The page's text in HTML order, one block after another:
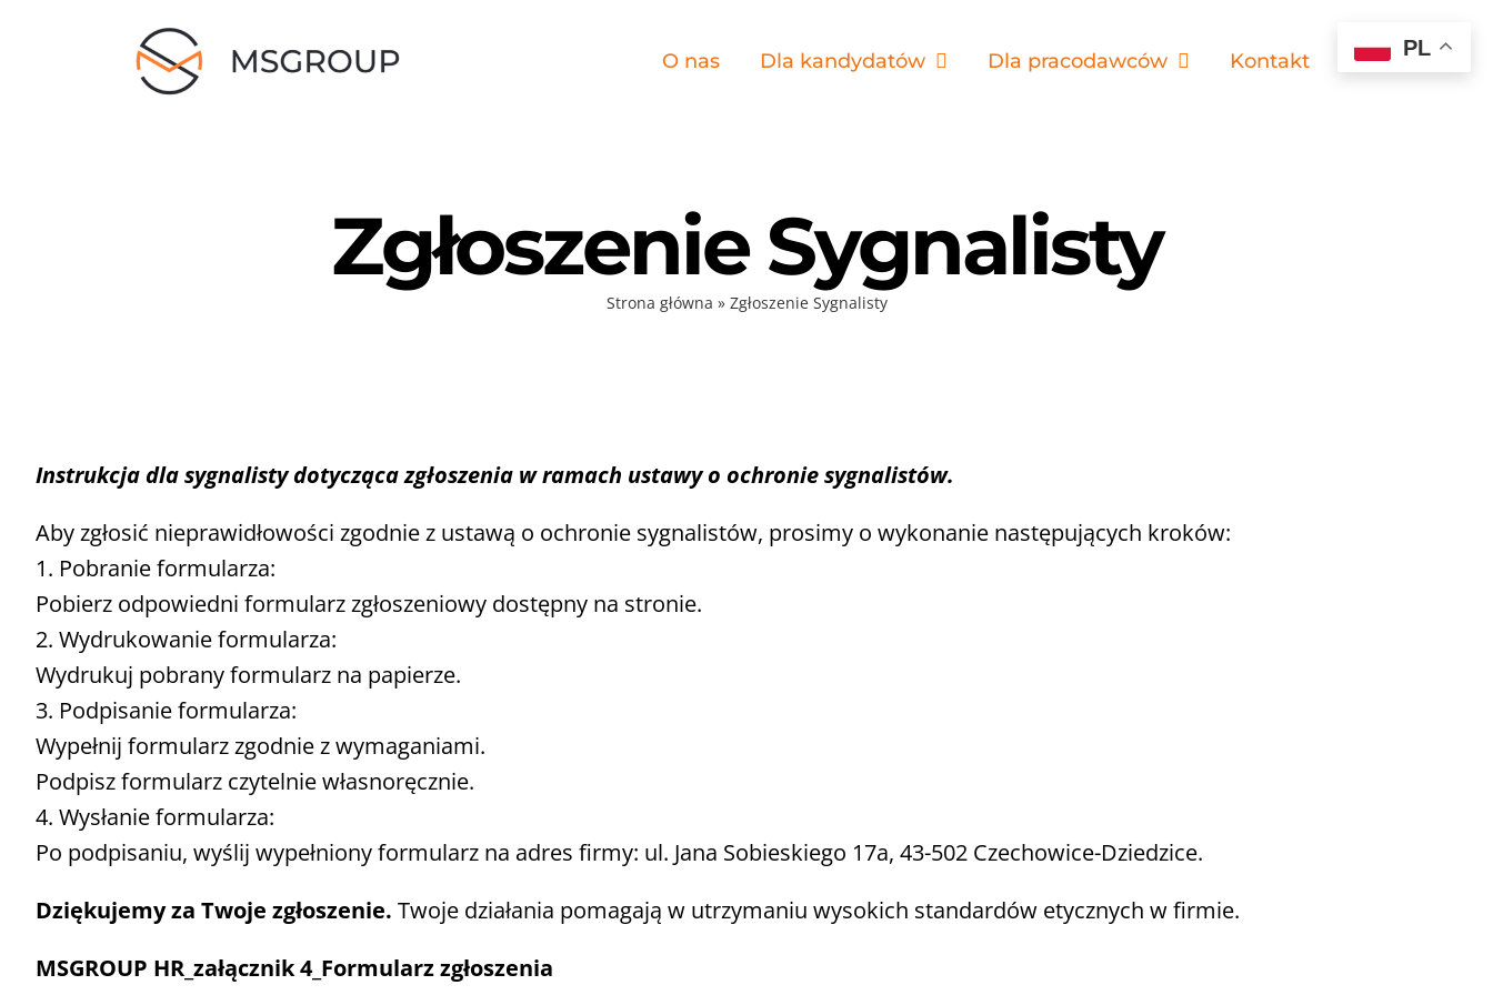
O nas Dla kandydatów Dla pracodawców Kontakt
Zgłoszenie Sygnalisty
Strona główna » Zgłoszenie Sygnalisty
Instrukcja dla sygnalisty dotycząca zgłoszenia w ramach ustawy o ochronie sygnalistów.
Aby zgłosić nieprawidłowości zgodnie z ustawą o ochronie sygnalistów, prosimy o wykonanie następujących kroków:
1. Pobranie formularza:
Pobierz odpowiedni formularz zgłoszeniowy dostępny na stronie.
2. Wydrukowanie formularza:
Wydrukuj pobrany formularz na papierze.
3. Podpisanie formularza:
Wypełnij formularz zgodnie z wymaganiami.
Podpisz formularz czytelnie własnoręcznie.
4. Wysłanie formularza:
Po podpisaniu, wyślij wypełniony formularz na adres firmy: ul. Jana Sobieskiego 17a, 43-502 Czechowice-Dziedzice.
Dziękujemy za Twoje zgłoszenie. Twoje działania pomagają w utrzymaniu wysokich standardów etycznych w firmie.
MSGROUP HR_załącznik 4_Formularz zgłoszenia
PL